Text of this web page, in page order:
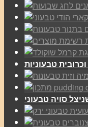
טבעוניות
סויה טבעוני